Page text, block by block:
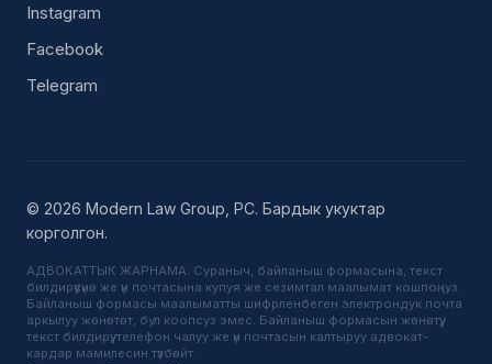
Instagram
Facebook
Telegram
© 2026 Modern Law Group, PC. Бардык укуктар
корголгон.
АДВОКАТТЫК ЖАРНАМА: Сураныч, байланыш формасына, текст
билдирүүсүнө же үн почтасына купуя же сезимтал маалымат кошпоңуз.
Байланыш формасы маалыматты шифрленбеген электрондук почта
аркылуу жөнөтөт, бул коопсуз эмес. Байланыш формасын жөнөтүү,
текст билдирүү, телефон чалуу же үн почтасын калтыруу адвокат-
кардар мамилесин түзбөйт.